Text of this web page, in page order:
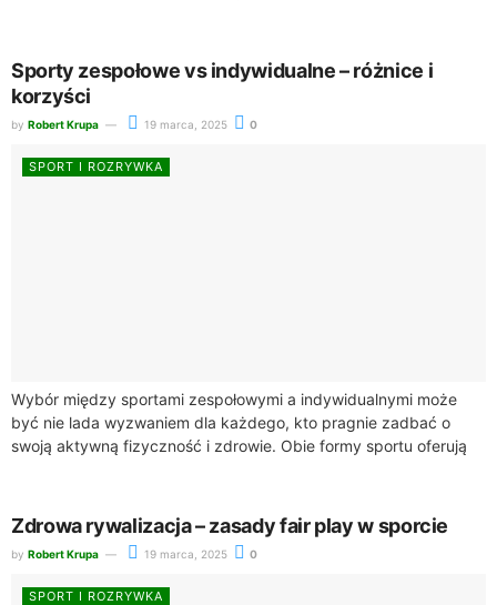
Sporty zespołowe vs indywidualne – różnice i
korzyści
by Robert Krupa 19 marca, 2025 0
SPORT I ROZRYWKA
Wybór między sportami zespołowymi a indywidualnymi może
być nie lada wyzwaniem dla każdego, kto pragnie zadbać o
swoją aktywną fizyczność i zdrowie. Obie formy sportu oferują
Zdrowa rywalizacja – zasady fair play w sporcie
by Robert Krupa 19 marca, 2025 0
SPORT I ROZRYWKA